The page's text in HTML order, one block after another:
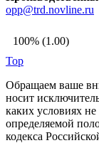
opp@trd.novline.ru
100% (1.00)
Top
Обращаем ваше
носит
каких условиях
определяемой
кодекса